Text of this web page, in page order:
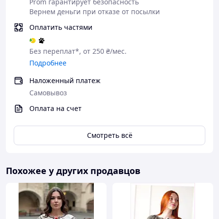
Зробіть
замовленн
Очікуйте
Оплатіть
Отримайте
Чому варто купувати Товар в
Якість
Індивідуальний дизайн
Професійна консультація продавця
Вернем деньги при отказе от посылки
Оплатить частями
Без переплат*, от 250 ₴/мес.
Подробнее
Наложенный платеж
Самовывоз
Оплата на счет
Смотреть всё
Похожее у других продавцов